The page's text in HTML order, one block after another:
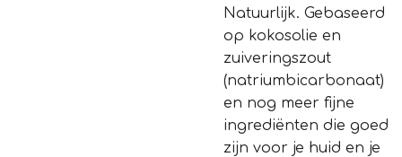
Natuurlijk. Gebaseerd
op kokosolie en
zuiveringszout
(natriumbicarbonaat)
en nog meer fijne
ingrediënten die goed
zijn voor je huid en je